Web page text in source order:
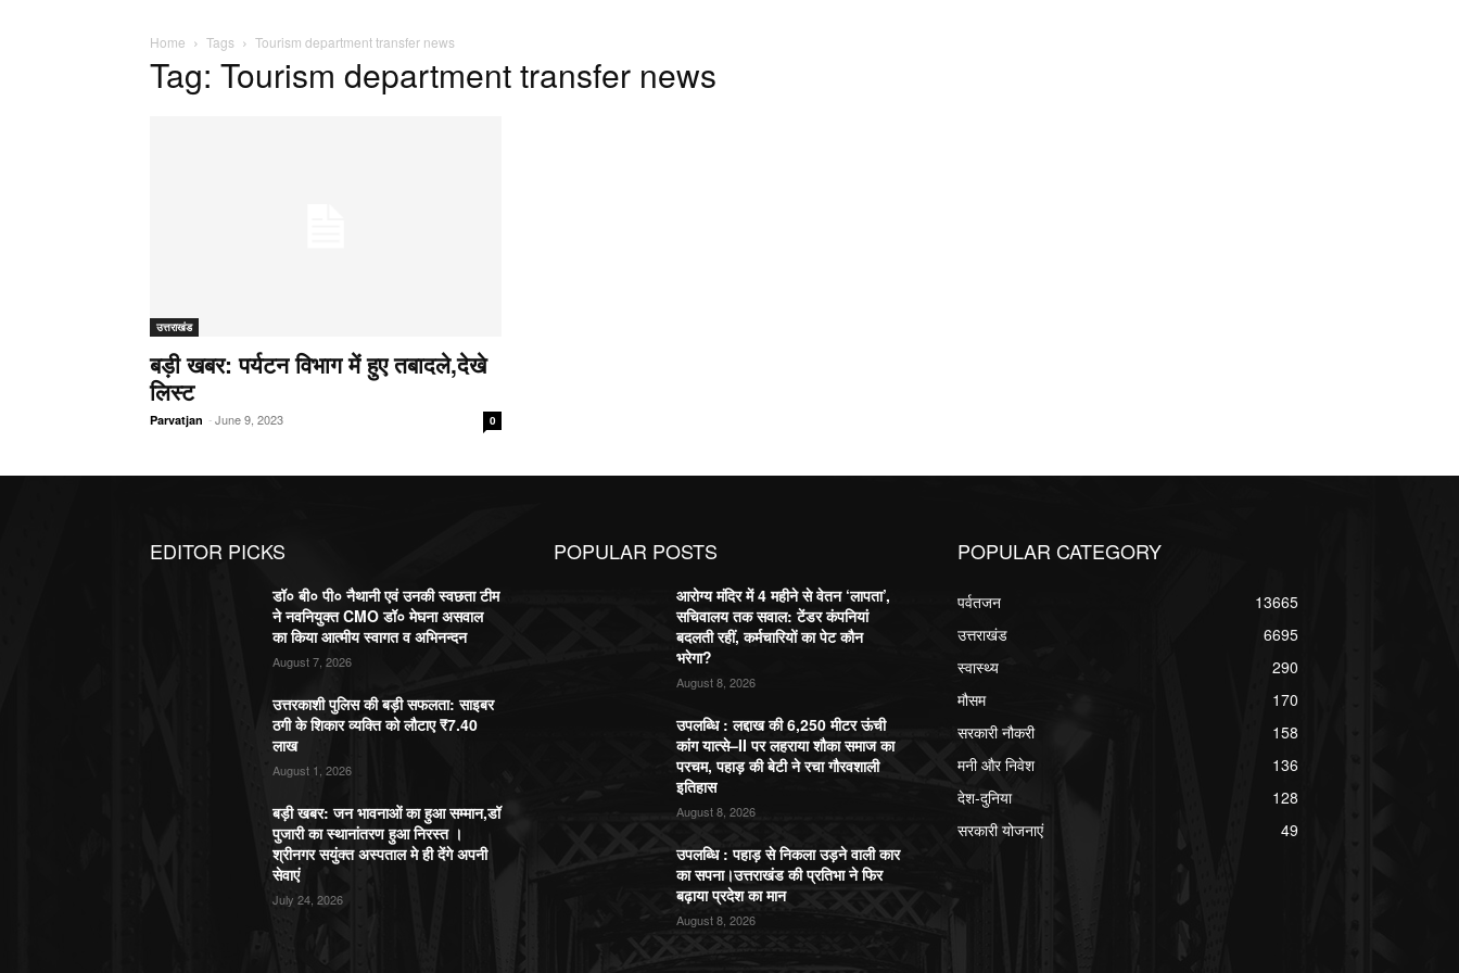
Home Tags Tourism department transfer news
Tag: Tourism department transfer news
उत्तराखंड
बड़ी खबर: पर्यटन विभाग में हुए तबादले,देखे
लिस्ट
Parvatjan -June 9, 2023 0
EDITOR PICKS
डॉ० बी० पी० नैथानी एवं उनकी स्वछता टीम
ने नवनियुक्त CMO डॉ० मेघना असवाल
का किया आत्मीय स्वागत व अभिनन्दन
August 7, 2026
उत्तरकाशी पुलिस की बड़ी सफलता: साइबर
ठगी के शिकार व्यक्ति को लौटाए ₹7.40
लाख
August 1, 2026
बड़ी खबर: जन भावनाओं का हुआ सम्मान,डॉ
पुजारी का स्थानांतरण हुआ निरस्त ।
श्रीनगर सयुंक्त अस्पताल मे ही देंगे अपनी
सेवाएं
July 24, 2026
POPULAR POSTS
आरोग्य मंदिर में 4 महीने से वेतन ‘लापता’,
सचिवालय तक सवाल: टेंडर कंपनियां
बदलती रहीं, कर्मचारियों का पेट कौन
भरेगा?
August 8, 2026
उपलब्धि : लद्दाख की 6,250 मीटर ऊंची
कांग यात्से–II पर लहराया शौका समाज का
परचम, पहाड़ की बेटी ने रचा गौरवशाली
इतिहास
August 8, 2026
उपलब्धि : पहाड़ से निकला उड़ने वाली कार
का सपना।उत्तराखंड की प्रतिभा ने फिर
बढ़ाया प्रदेश का मान
August 8, 2026
POPULAR CATEGORY
पर्वतजन
13665
उत्तराखंड
6695
स्वास्थ्य
290
मौसम
170
सरकारी नौकरी
158
मनी और निवेश
136
देश-दुनिया
128
सरकारी योजनाएं
49